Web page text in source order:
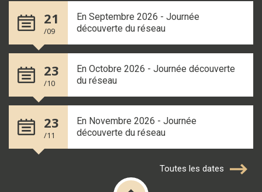
21
/09
En Septembre 2026 - Journée
découverte du réseau
23
/10
En Octobre 2026 - Journée découverte
du réseau
23
/11
En Novembre 2026 - Journée
découverte du réseau
Toutes les dates